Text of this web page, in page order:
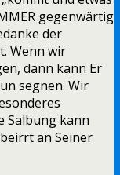
gegenwärtig
der
Wenn wir
dann kann Er
segnen. Wir
Salbung kann
an Seiner